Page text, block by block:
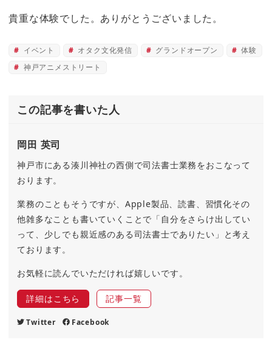
貴重な体験でした。ありがとうございました。
イベント オタク文化発信 グランドオープン
体験
神戸アニメストリート
この記事を書いた人
岡田 英司
神戸市にある湊川神社の西側で司法書士業務をおこなって
おります。
業務のこともそうですが、Apple製品、読書、習慣化その
他雑多なことも書いていくことで「自分をさらけ出してい
って、少しでも親近感のある司法書士でありたい」と考え
ております。
お気軽に読んでいただければ嬉しいです。
詳細はこちら 記事一覧
Twitter Facebook